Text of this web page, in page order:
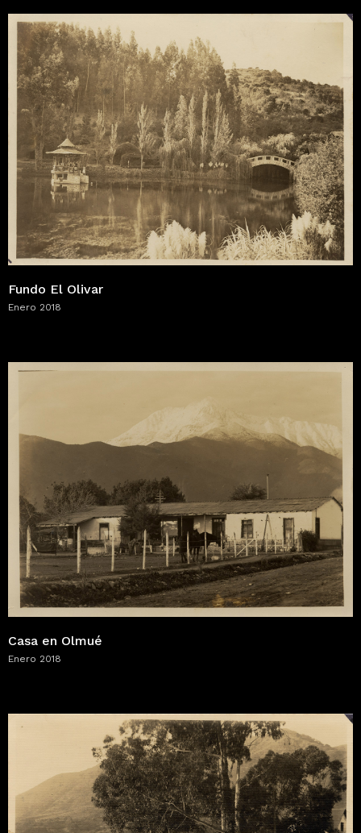
Fundo El Olivar
Enero 2018
Casa en Olmué
Enero 2018